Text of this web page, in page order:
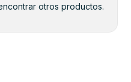
otros productos.